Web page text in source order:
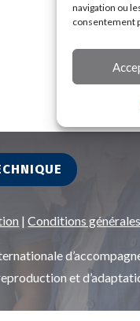
navigation ou
consentement
| Conditions
et